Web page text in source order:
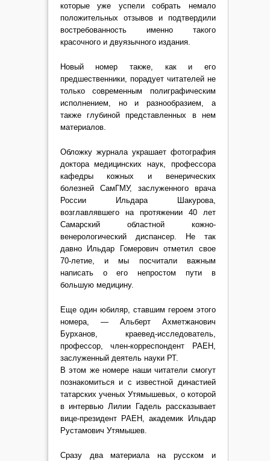
которые уже успели собрать немало
положительных отзывов и подтвердили
востребованность именно такого
красочного и двуязычного издания.
Новый номер также, как и его
предшественники, порадует читателей не
только современным полиграфическим
исполнением, но и разнообразием, а
также глубиной представленных в нем
материалов.
Обложку журнала украшает фотография
доктора медицинских наук, профессора
кафедры кожных и венерических
болезней СамГМУ, заслуженного врача
России Ильдара Шакурова,
возглавлявшего на протяжении 40 лет
Самарский областной кожно-
венерологический диспансер. Не так
давно Ильдар Гомерович отметил свое
70-летие, и мы посчитали важным
написать о его непростом пути в
большую медицину.
Еще один юбиляр, ставшим героем этого
номера, — Альберт Ахметжанович
Бурханов, краевед-исследователь,
профессор, член-корреспондент РАЕН,
заслуженный деятель науки РТ.
В этом же номере наши читатели смогут
познакомиться и с известной династией
татарских ученых Утямышевых, о которой
в интервью Лилии Гадель рассказывает
вице-президент РАЕН, академик Ильдар
Рустамович Утямышев.
Сразу два материала на русском и